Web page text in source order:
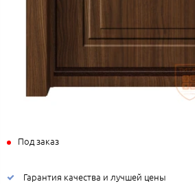
Под заказ
Гарантия качества и лучшей цены